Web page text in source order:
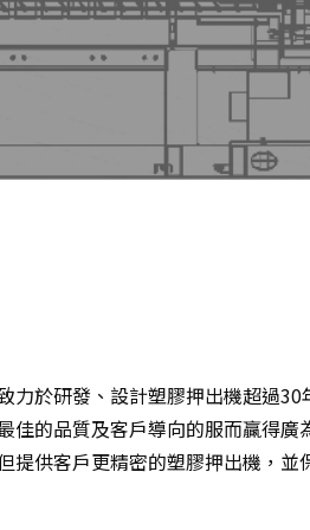
力於研發、設計塑膠押出機超過
佳的品質及客戶導向的服而贏得
提供客戶更精密的塑膠押出機，